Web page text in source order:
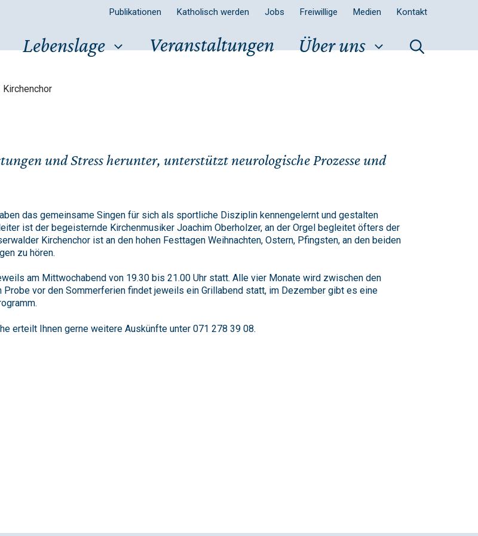
Publikationen Katholisch werden Jobs Freiwillige Medien Kontakt
Lebenslage Veranstaltungen Über uns
Kirchenchor
und Stress herunter, unterstützt neurologische Prozesse und
das gemeinsame Singen für sich als sportliche Disziplin kennengelernt und gestalten
ist der begeisternde Kirchenmusiker Joachim Oberholzer, an der Orgel begleitet öfters der
Kirchenchor ist an den hohen Festtagen Weihnachten, Ostern, Pfingsten, an den beiden
zu hören.
am Mittwochabend von 19.30 bis 21.00 Uhr statt. Alle vier Monate wird zwischen den
vor den Sommerferien findet jeweils ein Grillabend statt, im Dezember gibt es eine
erteilt Ihnen gerne weitere Auskünfte unter 071 278 39 08.